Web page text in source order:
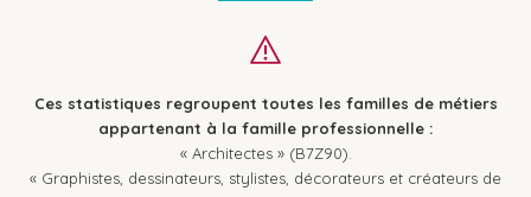
Ces statistiques regroupent toutes les familles de métiers
appartenant à la famille professionnelle :
« Architectes » (B7Z90).
« Graphistes, dessinateurs, stylistes, décorateurs et créateurs de